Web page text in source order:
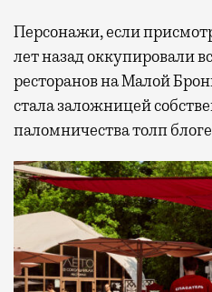
Персонажи, если
лет назад оккупировали
ресторанов на Малой
стала заложницей
паломничества толп